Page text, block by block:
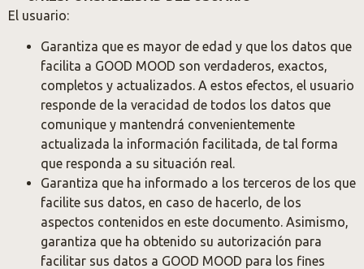
El usuario:
Garantiza que es mayor de edad y que los datos que
facilita a GOOD MOOD son verdaderos, exactos,
completos y actualizados. A estos efectos, el usuario
responde de la veracidad de todos los datos que
comunique y mantendrá convenientemente
actualizada la información facilitada, de tal forma
que responda a su situación real.
Garantiza que ha informado a los terceros de los que
facilite sus datos, en caso de hacerlo, de los
aspectos contenidos en este documento. Asimismo,
garantiza que ha obtenido su autorización para
facilitar sus datos a GOOD MOOD para los fines